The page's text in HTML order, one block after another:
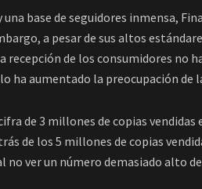
base de seguidores inmensa,
a pesar de sus altos
recepción de los consumidores no
ha aumentado la preocupación de
de 3 millones de copias
de los 5 millones de copias
ver un número demasiado alto